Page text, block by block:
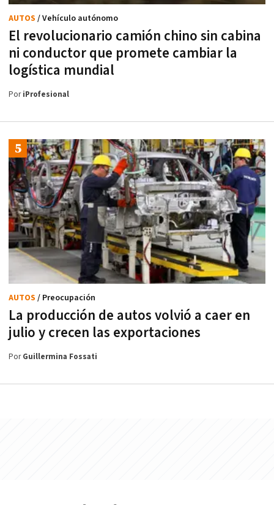
El revolucionario camión chino sin cabina
ni conductor que promete cambiar la
logística mundial
AUTOS / Vehículo autónomo
PoriProfesional
La producción de autos volvió a caer en
julio y crecen las exportaciones
AUTOS / Preocupación
PorGuillermina Fossati